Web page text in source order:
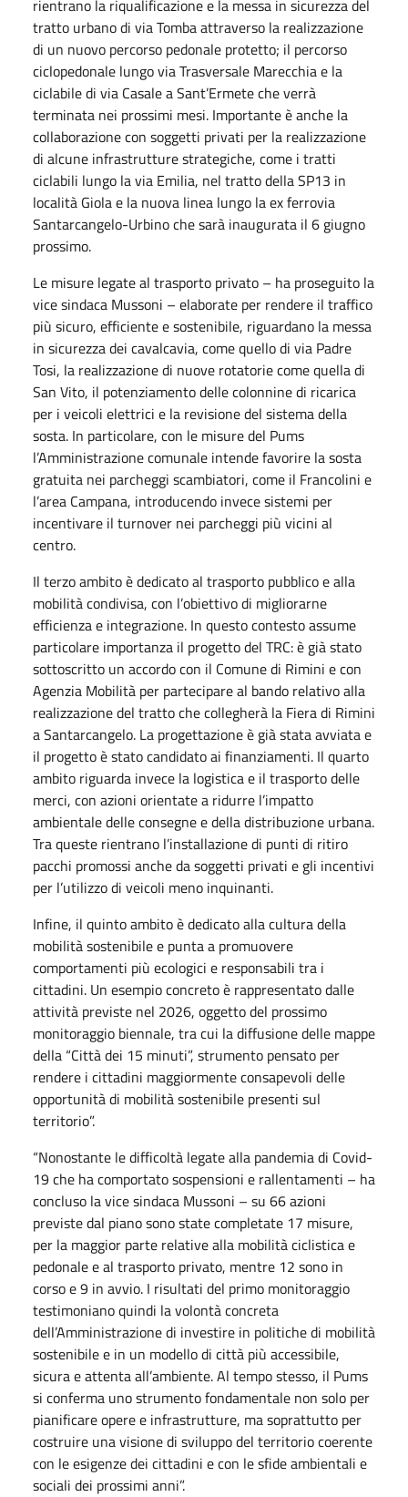
rientrano la riqualificazione e la messa in sicurezza del
tratto urbano di via Tomba attraverso la realizzazione
di un nuovo percorso pedonale protetto; il percorso
ciclopedonale lungo via Trasversale Marecchia e la
ciclabile di via Casale a Sant’Ermete che verrà
terminata nei prossimi mesi. Importante è anche la
collaborazione con soggetti privati per la realizzazione
di alcune infrastrutture strategiche, come i tratti
ciclabili lungo la via Emilia, nel tratto della SP13 in
località Giola e la nuova linea lungo la ex ferrovia
Santarcangelo-Urbino che sarà inaugurata il 6 giugno
prossimo.
Le misure legate al trasporto privato – ha proseguito la
vice sindaca Mussoni – elaborate per rendere il traffico
più sicuro, efficiente e sostenibile, riguardano la messa
in sicurezza dei cavalcavia, come quello di via Padre
Tosi, la realizzazione di nuove rotatorie come quella di
San Vito, il potenziamento delle colonnine di ricarica
per i veicoli elettrici e la revisione del sistema della
sosta. In particolare, con le misure del Pums
l’Amministrazione comunale intende favorire la sosta
gratuita nei parcheggi scambiatori, come il Francolini e
l’area Campana, introducendo invece sistemi per
incentivare il turnover nei parcheggi più vicini al
centro.
Il terzo ambito è dedicato al trasporto pubblico e alla
mobilità condivisa, con l’obiettivo di migliorarne
efficienza e integrazione. In questo contesto assume
particolare importanza il progetto del TRC: è già stato
sottoscritto un accordo con il Comune di Rimini e con
Agenzia Mobilità per partecipare al bando relativo alla
realizzazione del tratto che collegherà la Fiera di Rimini
a Santarcangelo. La progettazione è già stata avviata e
il progetto è stato candidato ai finanziamenti. Il quarto
ambito riguarda invece la logistica e il trasporto delle
merci, con azioni orientate a ridurre l’impatto
ambientale delle consegne e della distribuzione urbana.
Tra queste rientrano l’installazione di punti di ritiro
pacchi promossi anche da soggetti privati e gli incentivi
per l’utilizzo di veicoli meno inquinanti.
Infine, il quinto ambito è dedicato alla cultura della
mobilità sostenibile e punta a promuovere
comportamenti più ecologici e responsabili tra i
cittadini. Un esempio concreto è rappresentato dalle
attività previste nel 2026, oggetto del prossimo
monitoraggio biennale, tra cui la diffusione delle mappe
della “Città dei 15 minuti”, strumento pensato per
rendere i cittadini maggiormente consapevoli delle
opportunità di mobilità sostenibile presenti sul
territorio”.
“Nonostante le difficoltà legate alla pandemia di Covid-
19 che ha comportato sospensioni e rallentamenti – ha
concluso la vice sindaca Mussoni – su 66 azioni
previste dal piano sono state completate 17 misure,
per la maggior parte relative alla mobilità ciclistica e
pedonale e al trasporto privato, mentre 12 sono in
corso e 9 in avvio. I risultati del primo monitoraggio
testimoniano quindi la volontà concreta
dell’Amministrazione di investire in politiche di mobilità
sostenibile e in un modello di città più accessibile,
sicura e attenta all’ambiente. Al tempo stesso, il Pums
si conferma uno strumento fondamentale non solo per
pianificare opere e infrastrutture, ma soprattutto per
costruire una visione di sviluppo del territorio coerente
con le esigenze dei cittadini e con le sfide ambientali e
sociali dei prossimi anni”.